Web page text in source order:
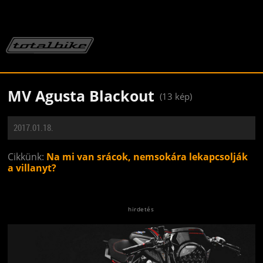
MV Agusta Blackout (13 kép)
2017.01.18.
Cikkünk: Na mi van srácok, nemsokára lekapcsolják
a villanyt?
Jön még kép!